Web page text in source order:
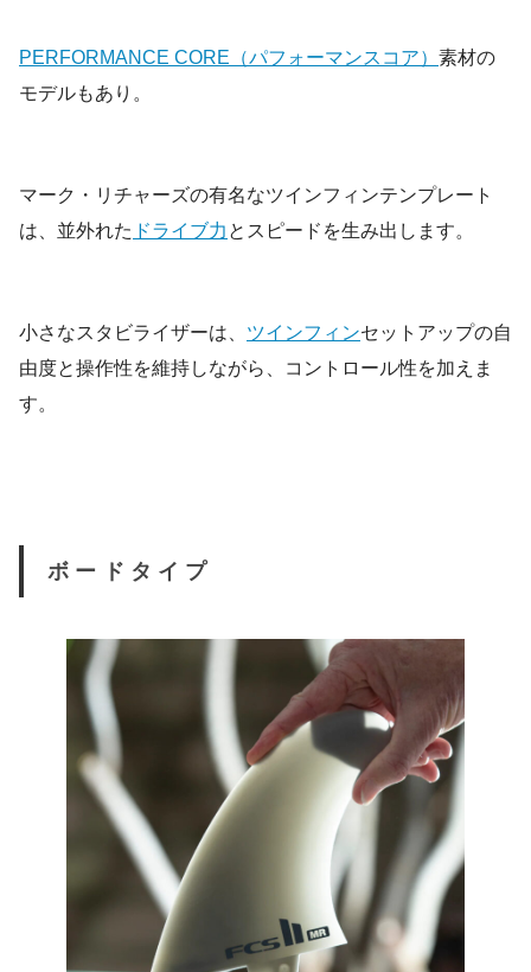
PERFORMANCE CORE（パフォーマンスコア） 素材の
モデルもあり。
マーク・リチャーズの有名なツインフィンテンプレート
は、並外れた ドライブ力 とスピードを生み出します。
小さなスタビライザーは、 ツインフィンセットアップの自
由度と操作性を維持しながら、コントロール性を加えま
す。
ボードタイプ